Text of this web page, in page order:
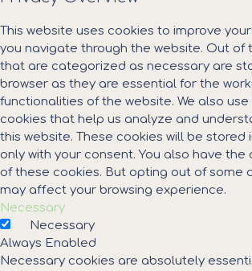
This website uses cookies to improve
you navigate through the website. Out of
that are categorized as necessary are
browser as they are essential for the
functionalities of the website. We also
cookies that help us analyze and
this website. These cookies will be stored
only with your consent. You also have
of these cookies. But opting out of some
may affect your browsing experience.
Necessary
Necessary
Always Enabled
Necessary cookies are absolutely